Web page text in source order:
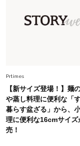
Fashion
今、
に更
Prtimes
【新サイズ登場！】麺
や蒸し料理に便利な「
暮らす盆ざる」から、
理に便利な16cmサイズ
売！